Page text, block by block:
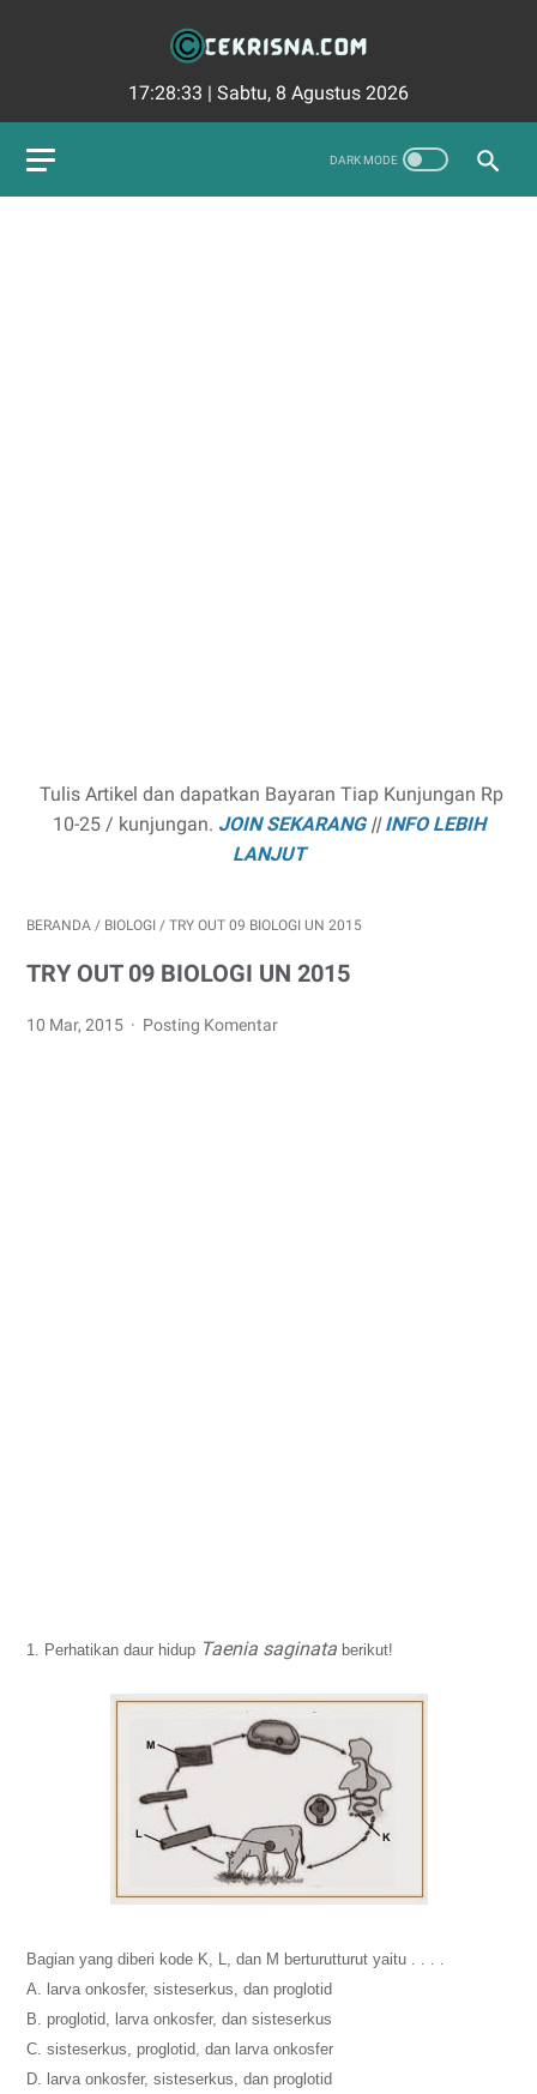
17:28:34 | Sabtu, 8 Agustus 2026
Tulis Artikel dan dapatkan Bayaran Tiap Kunjungan Rp
10-25 / kunjungan. JOIN SEKARANG||INFO LEBIH
LANJUT
BERANDA / BIOLOGI / TRY OUT 09 BIOLOGI UN 2015
TRY OUT 09 BIOLOGI UN 2015
10 Mar, 2015 Posting Komentar
1. Perhatikan daur hidup Taenia saginata berikut!
Bagian yang diberi kode K, L, dan M berturutturut yaitu . . . .
A. larva onkosfer, sisteserkus, dan proglotid
B. proglotid, larva onkosfer, dan sisteserkus
C. sisteserkus, proglotid, dan larva onkosfer
D. larva onkosfer, sisteserkus, dan proglotid